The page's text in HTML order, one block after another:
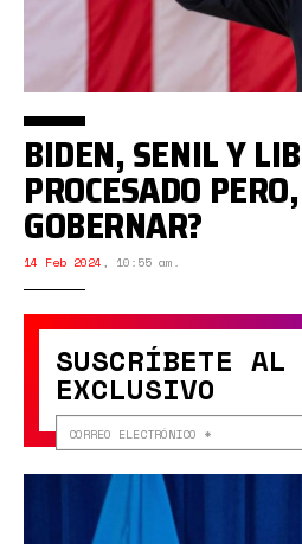
SUSCRÍBETE AL
EXCLUSIVO
BIDEN, SENIL Y
PROCESADO
GOBERNAR?
14 Feb 2024 , 10:55 am.